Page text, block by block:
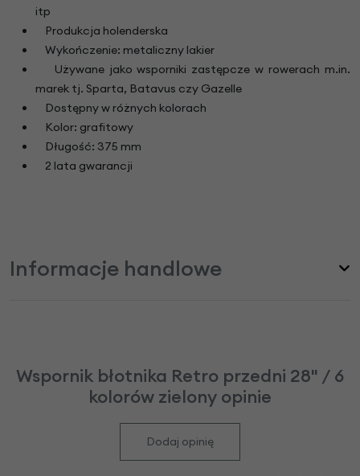
itp
Produkcja holenderska
Wykończenie: metaliczny lakier
Używane jako wsporniki zastępcze w rowerach m.in.
marek tj. Sparta, Batavus czy Gazelle
Dostępny w różnych kolorach
Kolor: grafitowy
Długość: 375 mm
2 lata gwarancji
Informacje handlowe
Wspornik błotnika Retro przedni 28" / 6
kolorów zielony opinie
Dodaj opinię